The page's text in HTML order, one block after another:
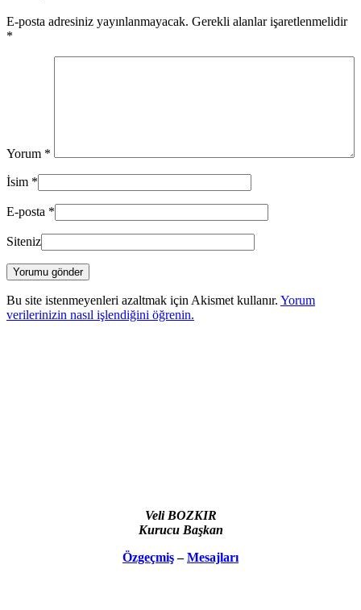
E-posta adresiniz yayınlanmayacak. Gerekli alanlar işaretlenmelidir
*
Yorum *
İsim *
E-posta *
Siteniz
Bu site istenmeyenleri azaltmak için Akismet kullanır. Yorum
verilerinizin nasıl işlendiğini öğrenin.
Veli BOZKIR
Kurucu Başkan
Özgeçmiş–Mesajları